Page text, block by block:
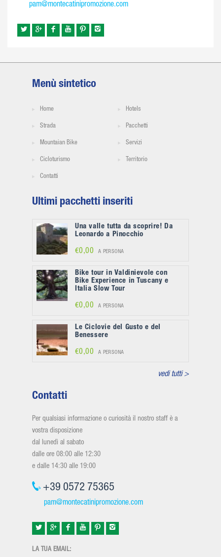
pam@montecatinipromozione.com
Menù sintetico
Home Hotels
Strada Pacchetti
Mountaian Bike Servizi
Cicloturismo Territorio
Contatti
Ultimi pacchetti inseriti
Una valle tutta da scoprire! Da
Leonardo a Pinocchio
€0,00 A PERSONA
Bike tour in Valdinievole con
Bike Experience in Tuscany e
Italia Slow Tour
€0,00 A PERSONA
Le Ciclovie del Gusto e del
Benessere
€0,00 A PERSONA
vedi tutti >
Contatti
Per qualsiasi informazione o curiosità il nostro staff è a
vostra disposizione
dal lunedì al sabato
dalle ore 08:00 alle 12:30
e dalle 14:30 alle 19:00
+39 0572 75365
pam@montecatinipromozione.com
LA TUA EMAIL: